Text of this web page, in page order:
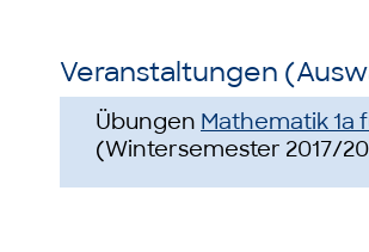
Veranstaltungen
Übungen Mathematik
(Wintersemester 2017/